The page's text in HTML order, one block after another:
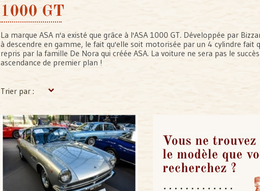
1000 GT
La marque ASA n'a existé que grâce à l'ASA 1000 GT. Développée par
à descendre en gamme, le fait qu'elle soit motorisée par un 4 cylindre
repris par la famille De Nora qui créée ASA. La voiture ne sera pas le
ascendance de premier plan !
Trier par :